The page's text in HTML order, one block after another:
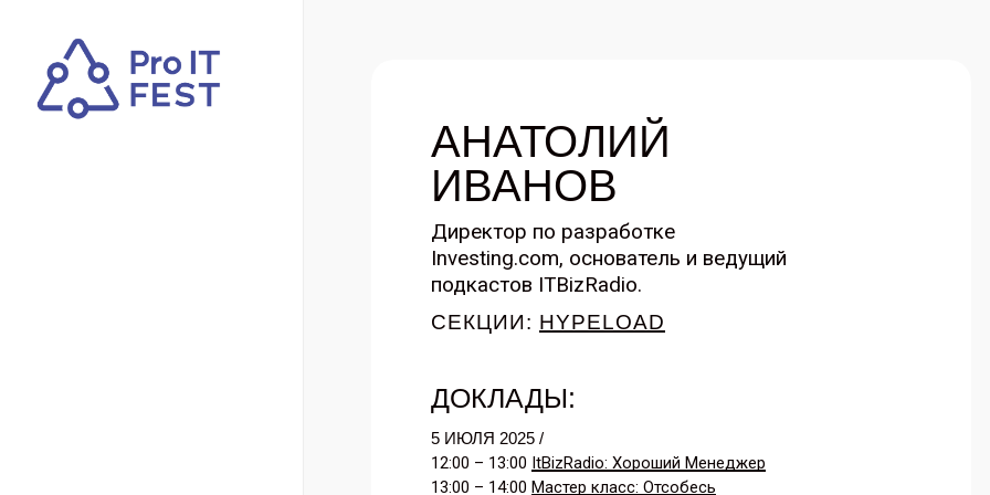
АНАТОЛИЙ
ИВАНОВ
Директор по разработке
Investing.com, основатель и ведущий
подкастов ITBizRadio.
СЕКЦИИ: HYPELOAD
ДОКЛАДЫ:
5 ИЮЛЯ 2025 /
12:00 – 13:00 ItBizRadio: Хороший Менеджер
13:00 – 14:00 Мастер класс: Отсобесь